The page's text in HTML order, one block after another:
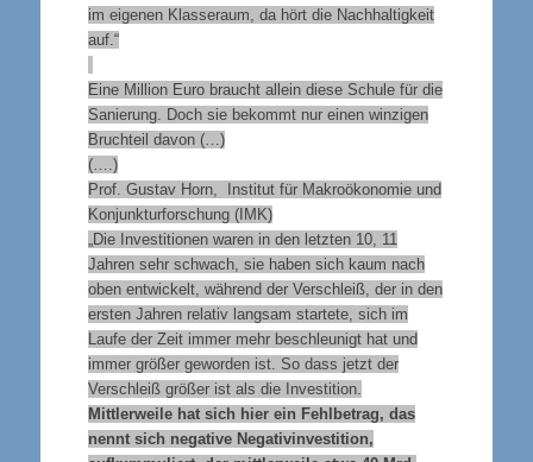
im eigenen Klasseraum, da hört die Nachhaltigkeit
auf.“
Eine Million Euro braucht allein diese Schule für die
Sanierung. Doch sie bekommt nur einen winzigen
Bruchteil davon (…)
(….)
Prof. Gustav Horn, Institut für Makroökonomie und
Konjunkturforschung (IMK)
„Die Investitionen waren in den letzten 10, 11
Jahren sehr schwach, sie haben sich kaum nach
oben entwickelt, während der Verschleiß, der in den
ersten Jahren relativ langsam startete, sich im
Laufe der Zeit immer mehr beschleunigt hat und
immer größer geworden ist. So dass jetzt der
Verschleiß größer ist als die Investition.
Mittlerweile hat sich hier ein Fehlbetrag, das
nennt sich negative Negativinvestition,